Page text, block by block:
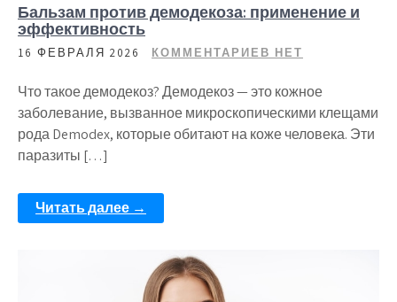
Бальзам против демодекоза: применение и
эффективность
16 ФЕВРАЛЯ 2026 КОММЕНТАРИЕВ НЕТ
Что такое демодекоз? Демодекоз — это кожное
заболевание, вызванное микроскопическими клещами
рода Demodex, которые обитают на коже человека. Эти
паразиты […]
Читать далее →